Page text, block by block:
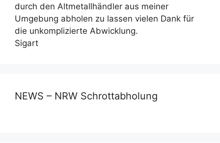
durch den Altmetallhändler aus meiner
Umgebung abholen zu lassen vielen Dank für
die unkomplizierte Abwicklung.
Sigart
NEWS – NRW Schrottabholung